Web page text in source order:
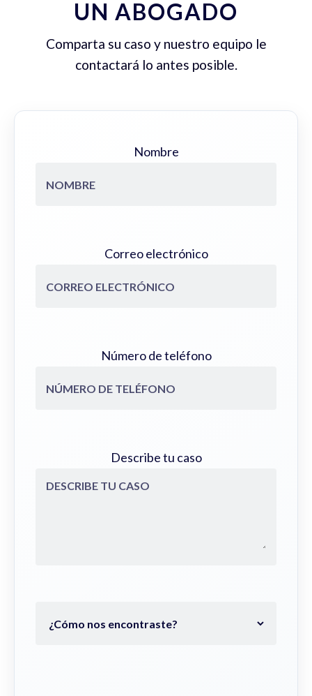
UN ABOGADO
Comparta su caso y nuestro equipo le
contactará lo antes posible.
Nombre
Correo electrónico
Número de teléfono
Describe tu caso